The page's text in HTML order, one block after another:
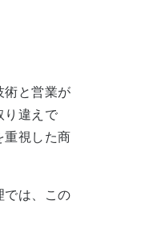
術と営業が
り違えで
重視した商
では、この